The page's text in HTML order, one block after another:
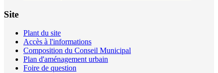
Site
Plant du site
Accès à l'informations
Composition du Conseil Municipal
Plan d'aménagement urbain
Foire de question